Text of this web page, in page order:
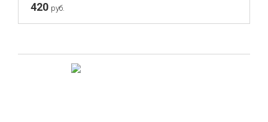
420 руб.